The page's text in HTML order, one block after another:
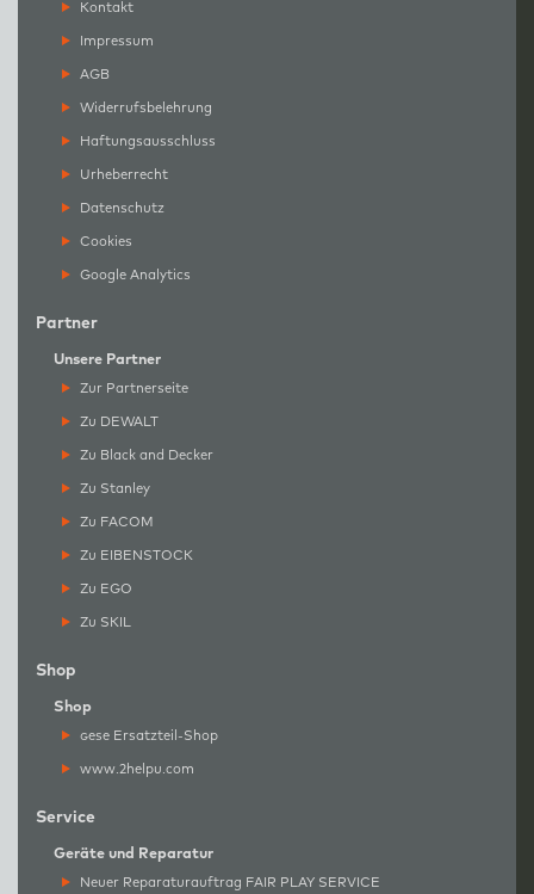
Kontakt
Impressum
AGB
Widerrufsbelehrung
Haftungsausschluss
Urheberrecht
Datenschutz
Cookies
Google Analytics
Partner
Unsere Partner
Zur Partnerseite
Zu DEWALT
Zu Black and Decker
Zu Stanley
Zu FACOM
Zu EIBENSTOCK
Zu EGO
Zu SKIL
Shop
Shop
gese Ersatzteil-Shop
www.2helpu.com
Service
Geräte und Reparatur
Neuer Reparaturauftrag FAIR PLAY SERVICE